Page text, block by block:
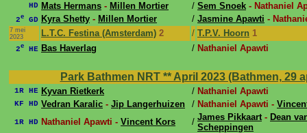
HD Mats Hermans - Millen Mortier / Sem Snoek - Nathaniel
2e GD Kyra Shetty - Millen Mortier / Jasmine Apawti -
7 mei
2023
L.T.C. Festina (Amsterdam) 2 / T.P.V. Hoorn 1
2e HE Bas Haverlag / Nathaniel Apawti
Park Bathmen NRT ** April 2023 (Bathmen, 29
1R HE Kyvan Rietkerk / Nathaniel Apawti
KF HD Vedran Karalic - Jip Langerhuizen / Nathaniel Apawti -
1R HD Nathaniel Apawti - Vincent Kors / James Pikkaart- Dean
Scheppingen